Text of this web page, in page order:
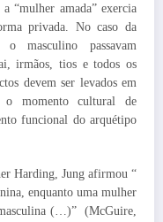
“mulher amada” exercia
privada. No caso da
masculino passavam
irmãos, tios e todos os
devem ser levados em
o momento cultural de
funcional do arquétipo
Harding, Jung afirmou “
enquanto uma mulher
(…)” (McGuire,